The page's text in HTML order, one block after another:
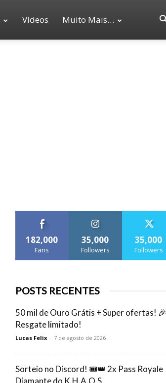
Vídeos Muito Mais…
182,000
Fans
35,000
Followers
35,000
Followers
POSTS RECENTES
50 mil de Ouro Grátis + Super ofertas! 🎉
Resgate limitado!
Lucas Felix - 7 de agosto de 2026
Sorteio no Discord! 🎟️👑 2x Pass Royale
Diamante do K.H.A.O.S